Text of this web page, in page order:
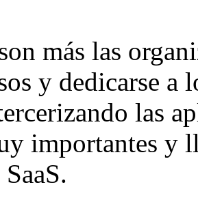
más las
y dedicarse a
las
importantes y